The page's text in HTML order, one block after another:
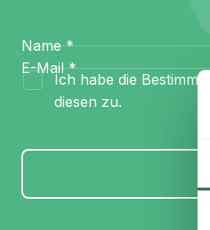
Name *
E-Mail *
Ich habe die
diesen zu.